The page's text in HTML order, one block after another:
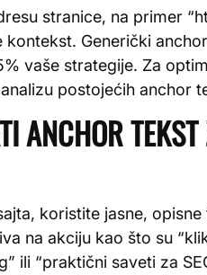
stranice, na primer
kontekst. Generički
vaše strategije. Za
postojećih anchor
ANCHOR
koristite jasne,
na akciju kao što su
ili “praktični saveti za